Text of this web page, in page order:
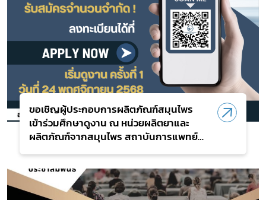
ขอเชิญผู้ประกอบการผลิตภัณฑ์สมุนไพร
เข้าร่วมศึกษาดูงาน ณ หน่วยผลิตยาและ
ผลิตภัณฑ์จากสมุนไพร สถาบันการแพทย์